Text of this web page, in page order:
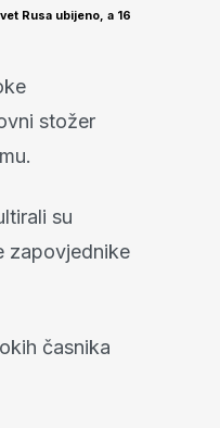
Rusa ubijeno, a 16
stožer
su
zapovjednike
časnika